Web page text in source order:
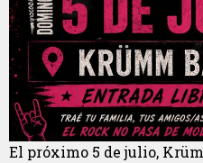
El próximo 5 de julio,